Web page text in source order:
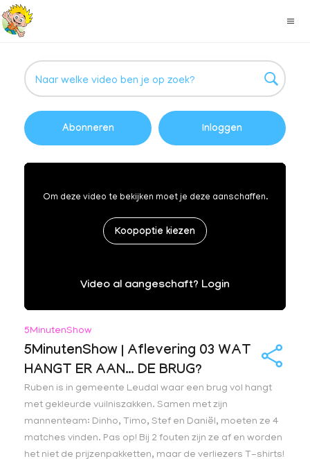
Om deze video te bekijken moet je deze aanschaffen.
Koopoptie kiezen
Video al aangeschaft? Login
Abonneren Inloggen
5MinutenShow
5MinutenShow | Aflevering 03 WAT
HANGT ER AAN… DE BRUG?
Ruben is in gemeente Leudal waar een brug vol hangt
met gekleurde vuilniszakken. Samen met zijn
mannenteam: Dinho, Timo, Stef en Daniël, moeten ze 4
matches vinden. Pas op! Bij 2 fouten zijn ze af en worden
het niet de prijzenpakketten, maar de verliezers T-shirts!